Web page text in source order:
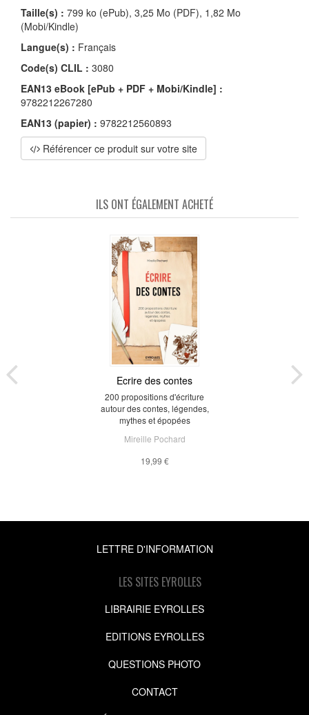
Taille(s) : 799 ko (ePub), 3,25 Mo (PDF), 1,82 Mo
(Mobi/Kindle)
Langue(s) : Français
Code(s) CLIL : 3080
EAN13 eBook [ePub + PDF + Mobi/Kindle] :
9782212267280
EAN13 (papier) : 9782212560893
Référencer ce produit sur votre site
ILS ONT ÉGALEMENT ACHETÉ
Ecrire des contes
200 propositions d'écriture
autour des contes, légendes,
mythes et épopées
Mireille Pochard
19,99 €
LETTRE D'INFORMATION
LES SITES EYROLLES
LIBRAIRIE EYROLLES
EDITIONS EYROLLES
QUESTIONS PHOTO
CONTACT